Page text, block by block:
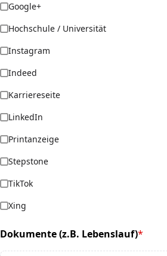
Google+
Hochschule / Universität
Instagram
Indeed
Karriereseite
LinkedIn
Printanzeige
Stepstone
TikTok
Xing
Dokumente (z.B. Lebenslauf)*
(required)